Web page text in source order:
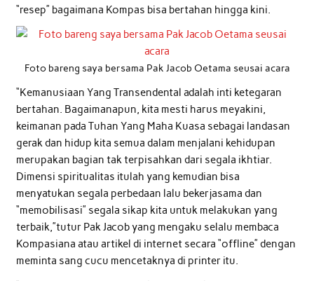
“resep” bagaimana Kompas bisa bertahan hingga kini.
Foto bareng saya bersama Pak Jacob Oetama seusai acara
“Kemanusiaan Yang Transendental adalah inti ketegaran
bertahan. Bagaimanapun, kita mesti harus meyakini,
keimanan pada Tuhan Yang Maha Kuasa sebagai landasan
gerak dan hidup kita semua dalam menjalani kehidupan
merupakan bagian tak terpisahkan dari segala ikhtiar.
Dimensi spiritualitas itulah yang kemudian bisa
menyatukan segala perbedaan lalu bekerjasama dan
“memobilisasi” segala sikap kita untuk melakukan yang
terbaik,”tutur Pak Jacob yang mengaku selalu membaca
Kompasiana atau artikel di internet secara “offline” dengan
meminta sang cucu mencetaknya di printer itu.